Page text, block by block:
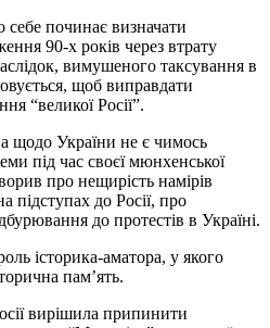
починає визначати
90-х років через втрату
вимушеного таксування в
щоб виправдати
“великої Росії”.
щодо України не є чимось
під час своєї мюнхенської
про нещирість намірів
підступах до Росії, про
до протестів в Україні.
історика-аматора, у якого
пам’ять.
вирішила припинити